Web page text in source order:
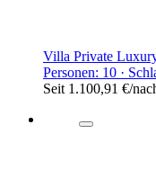
Villa Private
Personen: 10 ·
Seit 1.100,91 €/